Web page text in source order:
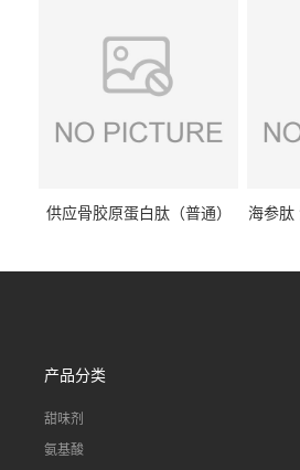
供应骨胶原蛋白肽（普通）
海参肽
产品分类
甜味剂
氨基酸